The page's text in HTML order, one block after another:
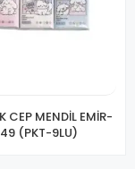
CEP MENDİL EMİR-
(PKT-9LU)